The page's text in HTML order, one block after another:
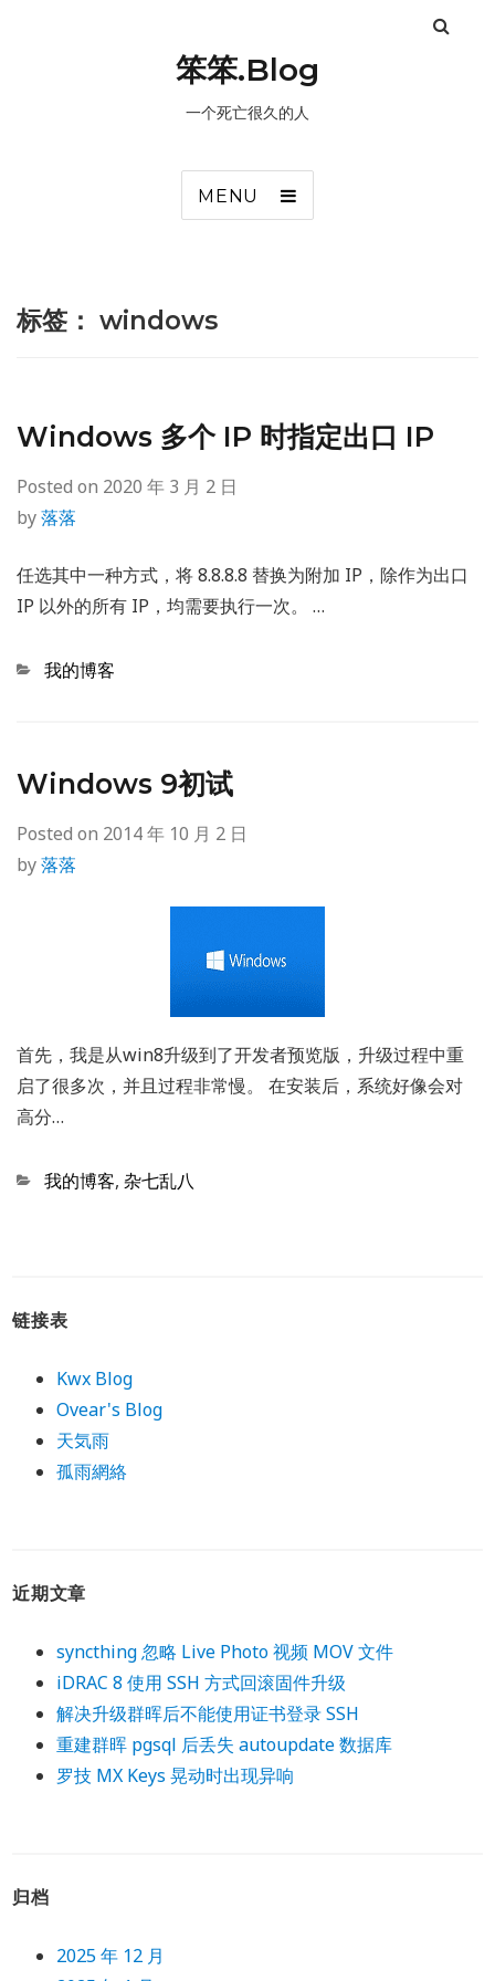
笨笨.Blog
一个死亡很久的人
MENU
标签： windows
Windows 多个 IP 时指定出口 IP
Posted on 2020 年 3 月 2 日
by落落
任选其中一种方式，将 8.8.8.8 替换为附加 IP，除作为出口
IP 以外的所有 IP，均需要执行一次。 …
Categories
我的博客
Windows 9初试
Posted on 2014 年 10 月 2 日
by落落
首先，我是从win8升级到了开发者预览版，升级过程中重
启了很多次，并且过程非常慢。 在安装后，系统好像会对
高分…
Categories
我的博客, 杂七乱八
链接表
Kwx Blog
Ovear's Blog
天気雨
孤雨網絡
近期文章
syncthing 忽略 Live Photo 视频 MOV 文件
iDRAC 8 使用 SSH 方式回滚固件升级
解决升级群晖后不能使用证书登录 SSH
重建群晖 pgsql 后丢失 autoupdate 数据库
罗技 MX Keys 晃动时出现异响
归档
2025 年 12 月